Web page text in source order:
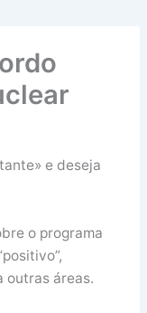
e deseja
o programa
outras áreas.